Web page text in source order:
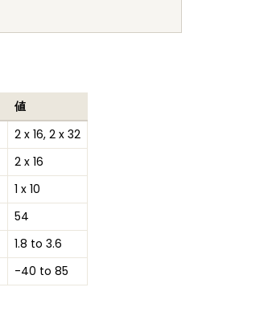
値
2 x 16, 2 x 32
2 x 16
1 x 10
54
1.8 to 3.6
-40 to 85